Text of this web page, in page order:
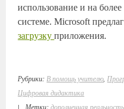
использование и на
системе. Microsoft
загрузкуприложения.
Рубрики: В помощь учителю
Цифровая дидактика
|
Метки:дополненная реальность